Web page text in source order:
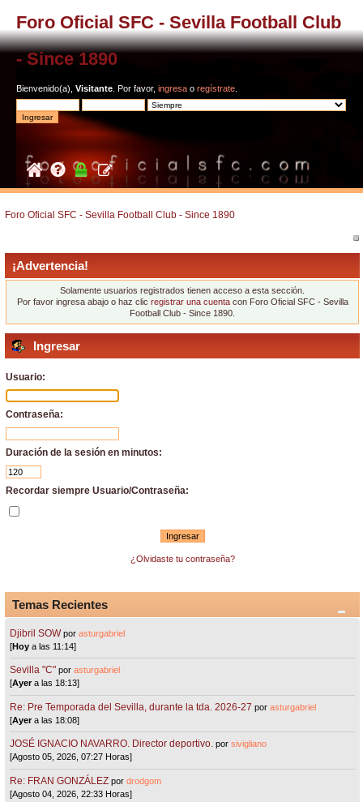
Foro Oficial SFC - Sevilla Football Club
- Since 1890
Bienvenido(a), Visitante . Por favor, ingresa o regístrate
Foro Oficial SFC - Sevilla Football Club - Since 1890
¡Advertencia!
Solamente usuarios registrados tienen acceso a esta sección.
Por favor ingresa abajo o haz clic registrar una cuentacon Foro Oficial SFC - Sevilla
Football Club - Since 1890.
Ingresar
Usuario:
Contraseña:
Duración de la sesión en minutos:
Recordar siempre Usuario/Contraseña:
¿Olvidaste tu contraseña?
Temas Recientes
Djibril SOW porasturgabriel
[Hoy a las 11:14]
Sevilla "C"porasturgabriel
[Ayera las 18:13]
Re: Pre Temporada del Sevilla, durante la tda. 2026-27 porasturgabriel
[Ayera las 18:08]
JOSÉ IGNACIO NAVARRO. Director deportivo. porsivigliano
[Agosto 05, 2026, 07:27 Horas]
Re: FRAN GONZÁLEZ pordrodgom
[Agosto 04, 2026, 22:33 Horas]